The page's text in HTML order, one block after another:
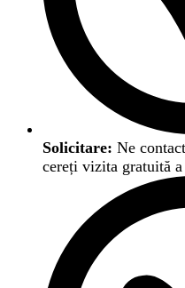
Solicitare: Ne
cereți vizita gratuită